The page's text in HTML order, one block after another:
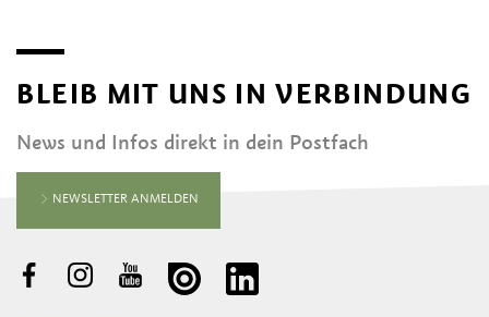
BLEIB MIT UNS IN VERBINDUNG
News und Infos direkt in dein Postfach
NEWSLETTER ANMELDEN